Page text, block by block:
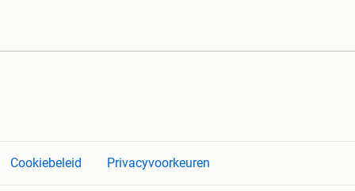
Cookiebeleid Privacyvoorkeuren